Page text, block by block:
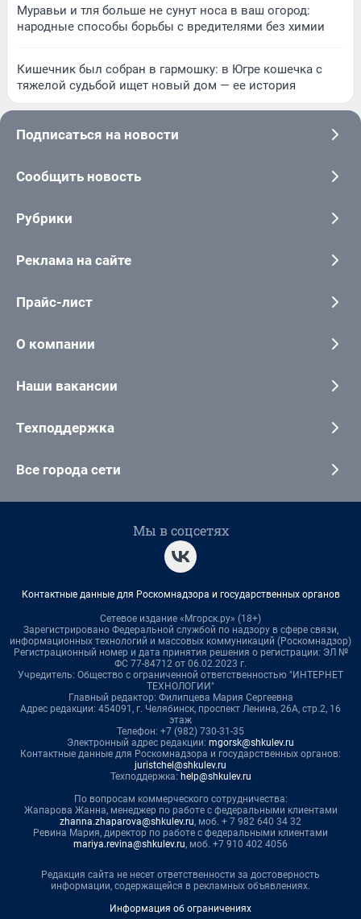
Муравьи и тля больше не сунут носа в ваш огород:
народные способы борьбы с вредителями без химии
Кишечник был собран в гармошку: в Югре кошечка с
тяжелой судьбой ищет новый дом — ее история
Подписаться на новости
Сообщить новость
Рубрики
Реклама на сайте
Прайс-лист
О компании
Наши вакансии
Техподдержка
Все города сети
Мы в соцсетях
Контактные данные для Роскомнадзора и государственных органов
Сетевое издание «Мгорск.ру» (18+)
Зарегистрировано Федеральной службой по надзору в сфере связи,
информационных технологий и массовых коммуникаций (Роскомнадзор)
Регистрационный номер и дата принятия решения о регистрации: ЭЛ №
ФС 77-84712 от 06.02.2023 г.
Учредитель: Общество с ограниченной ответственностью "ИНТЕРНЕТ
ТЕХНОЛОГИИ"
Главный редактор: Филипцева Мария Сергеевна
Адрес редакции: 454091, г. Челябинск, проспект Ленина, 26А, стр.2, 16
этаж
Телефон: +7 (982) 730-31-35
Электронный адрес редакции: mgorsk@shkulev.ru
Контактные данные для Роскомнадзора и государственных органов:
juristchel@shkulev.ru
Техподдержка: help@shkulev.ru
По вопросам коммерческого сотрудничества:
Жапарова Жанна, менеджер по работе с федеральными клиентами
zhanna.zhaparova@shkulev.ru, моб. + 7 982 640 34 32
Ревина Мария, директор по работе с федеральными клиентами
mariya.revina@shkulev.ru, моб. +7 910 402 4056
Редакция сайта не несет ответственности за достоверность
информации, содержащейся в рекламных объявлениях.
Информация об ограничениях